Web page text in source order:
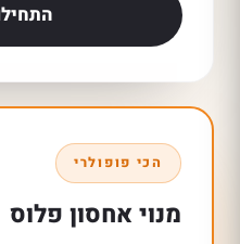
הכי פופולרי
מנוי אחסון פלוס